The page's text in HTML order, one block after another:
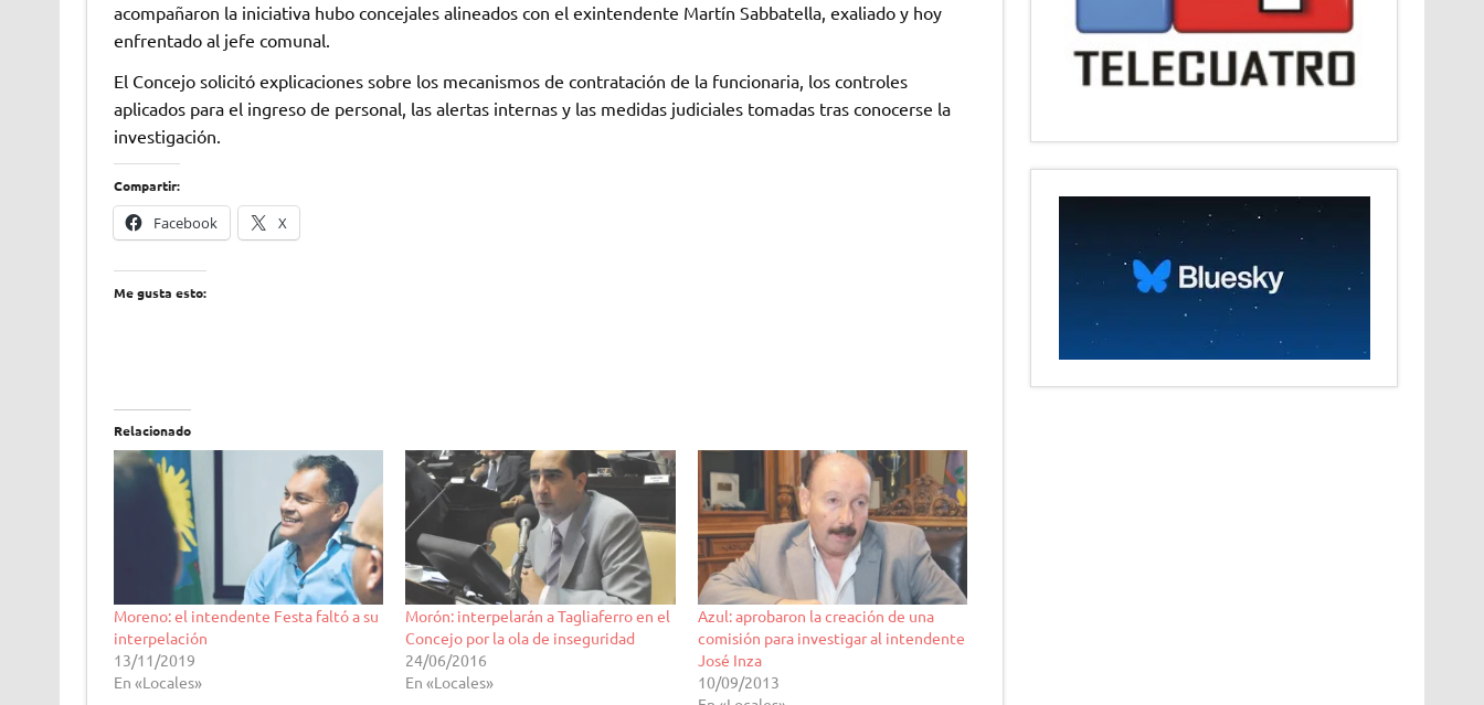
acompañaron la iniciativa hubo concejales alineados con el exintendente Martín Sabbatella, exaliado y hoy
enfrentado al jefe comunal.
El Concejo solicitó explicaciones sobre los mecanismos de contratación de la funcionaria, los controles
aplicados para el ingreso de personal, las alertas internas y las medidas judiciales tomadas tras conocerse la
investigación.
Compartir:
Facebook X
Me gusta esto:
Relacionado
Moreno: el intendente Festa faltó a su
interpelación
13/11/2019
En «Locales»
Morón: interpelarán a Tagliaferro en el
Concejo por la ola de inseguridad
24/06/2016
En «Locales»
Azul: aprobaron la creación de una
comisión para investigar al intendente
José Inza
10/09/2013